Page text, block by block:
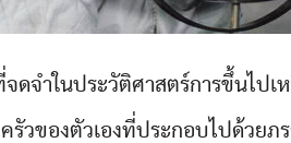
ดจำในประวัติศาสตร์การขึ้นไป
รัวของตัวเองที่ประกอบไปด้วยภ